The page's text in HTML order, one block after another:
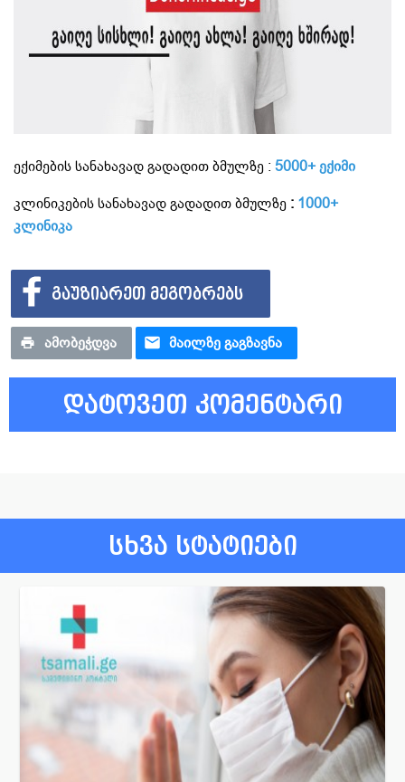
ექიმების სანახავად გადადით ბმულზე : 5000+ ექიმი
კლინიკების სანახავად გადადით ბმულზე : 1000+
კლინიკა
ᲒᲐᲣᲖᲘᲐᲠᲔᲗ ᲛᲔᲒᲝᲑᲠᲔᲑᲡ
ᲐᲛᲝᲑᲔᲭᲓᲕᲐ ᲛᲐᲘᲚᲖᲔ ᲒᲐᲒᲖᲐᲕᲜᲐ
დატოვეთ კომენტარი
სხვა სტატიები